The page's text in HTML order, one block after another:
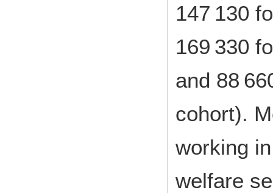
147 130
169 330
and 88
cohort).
working
welfare